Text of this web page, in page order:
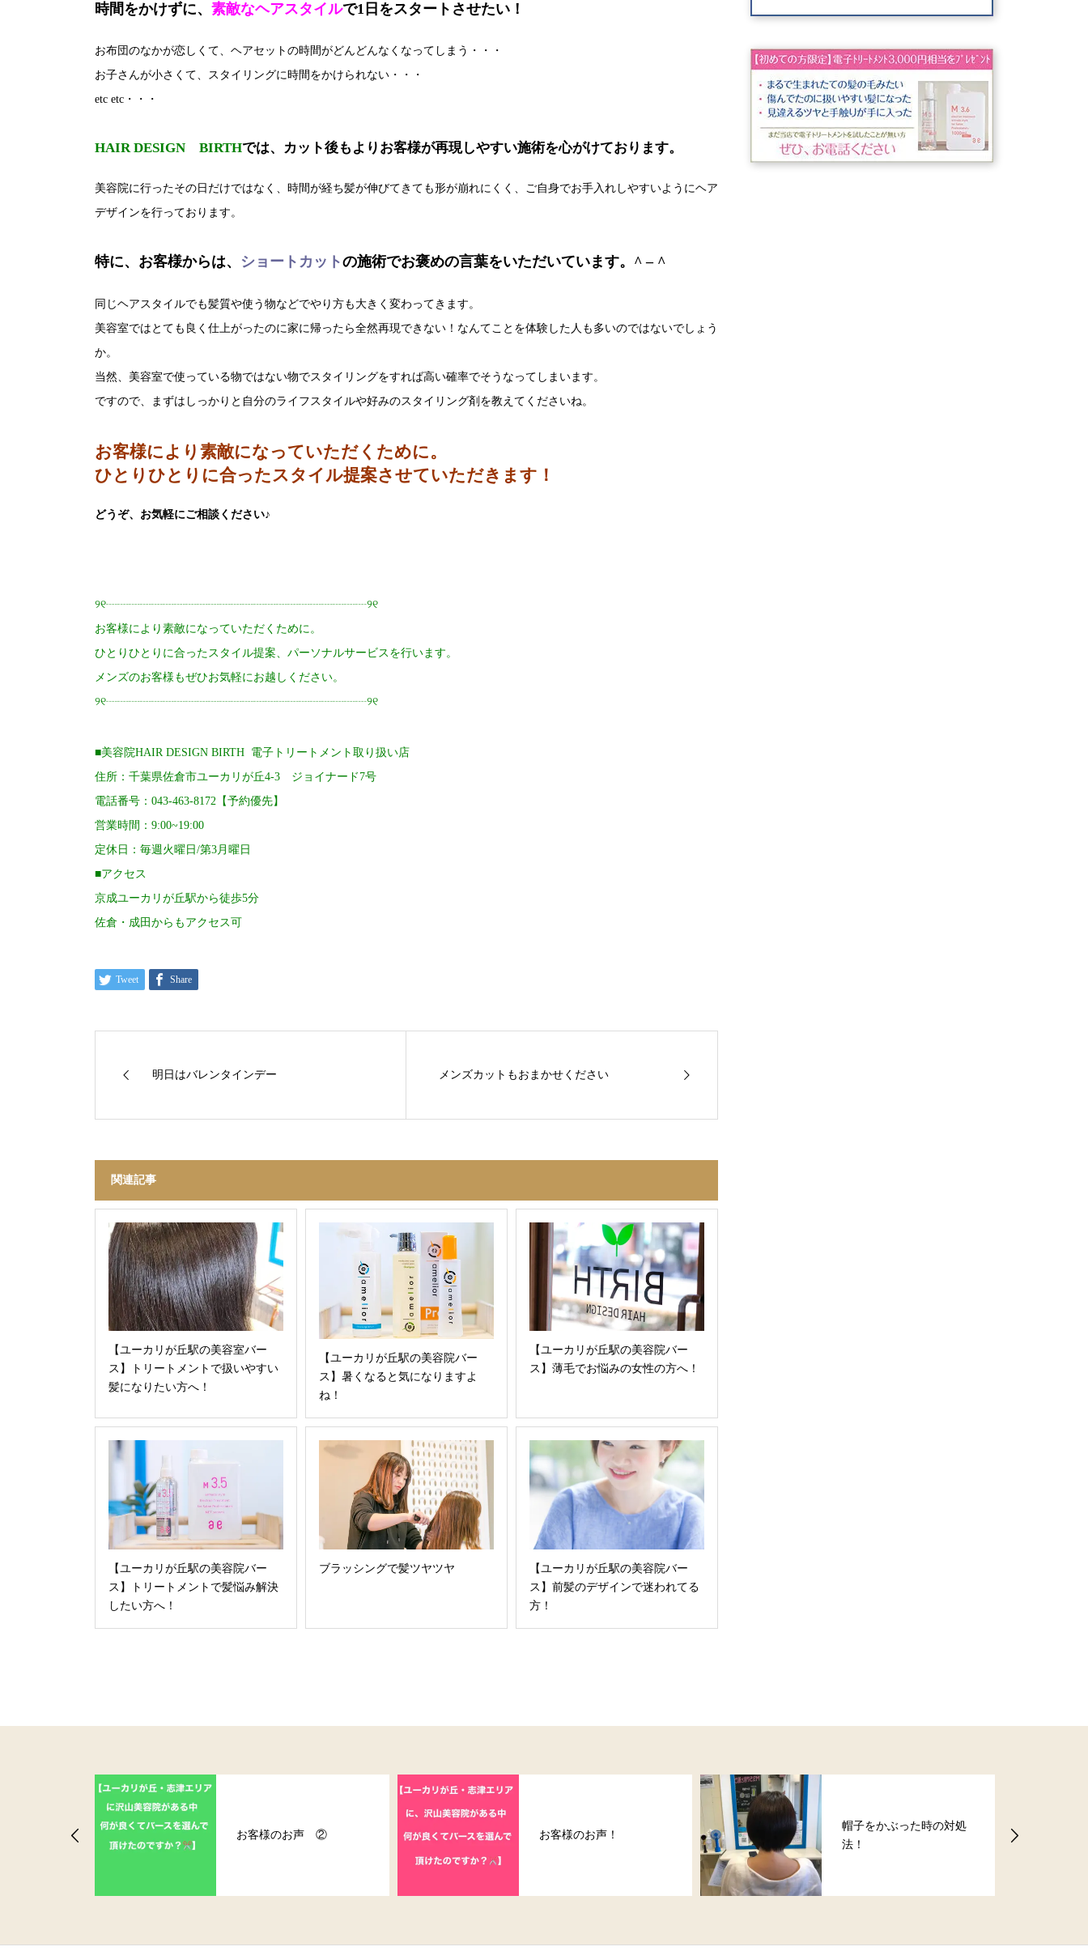
時間をかけずに、 素敵なヘアスタイルで1日をスタートさせたい！
お布団のなかが恋しくて、ヘアセットの時間がどんどんなくなってしまう・・・
お子さんが小さくて、スタイリングに時間をかけられない・・・
etc etc・・・
HAIR DESIGN BIRTHでは、カット後もよりお客様が再現しやすい施術を心がけております。
美容院に行ったその日だけではなく、時間が経ち髪が伸びてきても形が崩れにくく、ご自身でお手入れしやすいようにヘア
デザインを行っております。
特に、お客様からは、 ショートカットの施術でお褒めの言葉をいただいています。^ – ^
同じヘアスタイルでも髪質や使う物などでやり方も大きく変わってきます。
美容室ではとても良く仕上がったのに家に帰ったら全然再現できない！なんてことを体験した人も多いのではないでしょう
か。
当然、美容室で使っている物ではない物でスタイリングをすれば高い確率でそうなってしまいます。
ですので、まずはしっかりと自分のライフスタイルや好みのスタイリング剤を教えてくださいね。
お客様により素敵になっていただくために。
ひとりひとりに合ったスタイル提案させていただきます！
どうぞ、お気軽にご相談ください♪
୨୧┈┈┈┈┈┈┈┈┈┈┈┈┈┈┈┈┈┈┈┈┈┈┈୨୧
お客様により素敵になっていただくために。
ひとりひとりに合ったスタイル提案、パーソナルサービスを行います。
メンズのお客様もぜひお気軽にお越しください。
୨୧┈┈┈┈┈┈┈┈┈┈┈┈┈┈┈┈┈┈┈┈┈┈┈୨୧
■美容院HAIR DESIGN BIRTH 電子トリートメント取り扱い店
住所：千葉県佐倉市ユーカリが丘4‐3 ジョイナード7号
電話番号：043-463-8172【予約優先】
営業時間：9:00~19:00
定休日：毎週火曜日/第3月曜日
■アクセス
京成ユーカリが丘駅から徒歩5分
佐倉・成田からもアクセス可
Tweet Share
明日はバレンタインデー メンズカットもおまかせください
関連記事
【ユーカリが丘駅の美容室バー
ス】トリートメントで扱いやすい
髪になりたい方へ！
【ユーカリが丘駅の美容院バー
ス】暑くなると気になりますよ
ね！
【ユーカリが丘駅の美容院バー
ス】薄毛でお悩みの女性の方へ！
【ユーカリが丘駅の美容院バー
ス】トリートメントで髪悩み解決
したい方へ！
ブラッシングで髪ツヤツヤ
【ユーカリが丘駅の美容院バー
ス】前髪のデザインで迷われてる
方！
お客様のお声！
お声3【ユーカリが丘美容
院バース】